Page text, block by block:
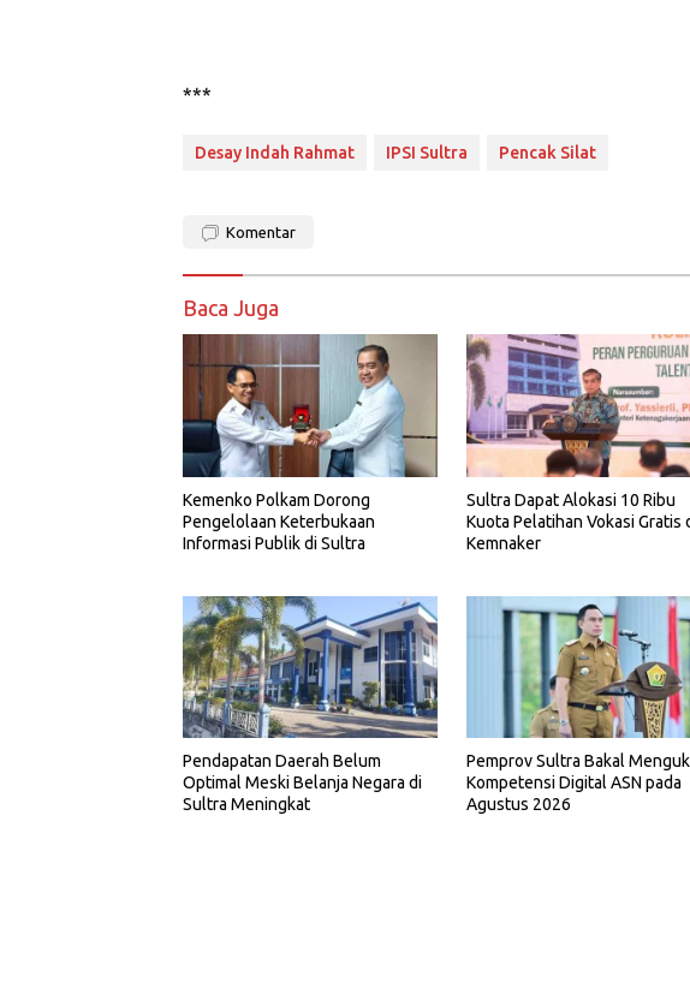
***
Desay Indah Rahmat IPSI Sultra Pencak Silat
Komentar
Baca Juga
Kemenko Polkam Dorong
Pengelolaan Keterbukaan
Informasi Publik di Sultra
Sultra Dapat Alokasi 10 Ribu
Kuota Pelatihan Vokasi Gratis
Kemnaker
Pendapatan Daerah Belum
Optimal Meski Belanja Negara di
Sultra Meningkat
Pemprov Sultra Bakal
Kompetensi Digital ASN pada
Agustus 2026